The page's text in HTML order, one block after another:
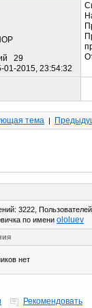
29
01-2015, 23:54:32
тема |
3222,
по имени ololuev
нет
Рекомендовать